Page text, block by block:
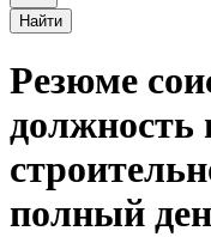
Найти
Резюме
должность
полный